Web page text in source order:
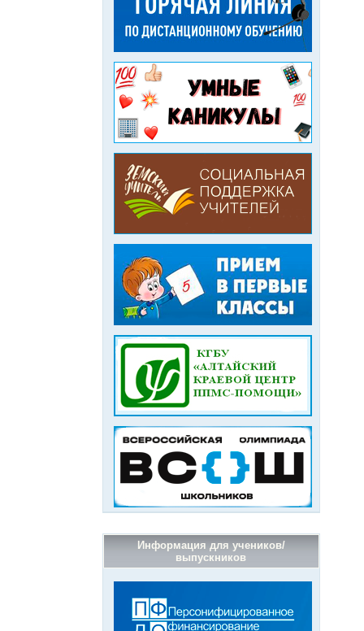
Информация для учеников/
выпускников